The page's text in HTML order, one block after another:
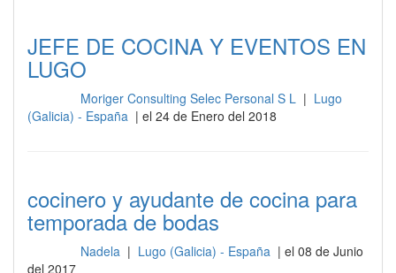
JEFE DE COCINA Y EVENTOS EN
LUGO
Moriger Consulting Selec Personal S L | Lugo
(Galicia) - España | el 24 de Enero del 2018
cocinero y ayudante de cocina para
temporada de bodas
Nadela | Lugo (Galicia) - España | el 08 de Junio
del 2017